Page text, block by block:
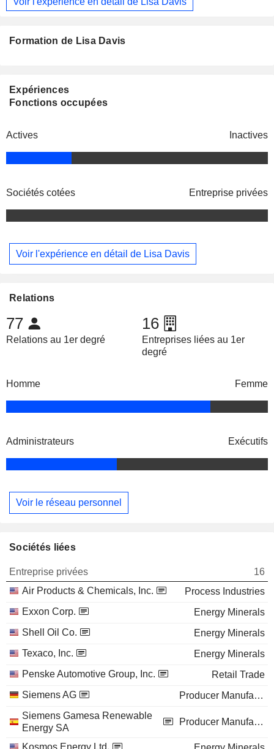
Formation de Lisa Davis
Expériences
Fonctions occupées
Actives Inactives
Sociétés cotées Entreprise privées
Voir l'expérience en détail de Lisa Davis
Relations
77
Relations au 1er degré
16
Entreprises liées au 1er
degré
Homme Femme
Administrateurs Exécutifs
Voir le réseau personnel
Sociétés liées
Entreprise privées
16
Air Products & Chemicals, Inc.
Process Industries
Exxon Corp.
Energy Minerals
Shell Oil Co.
Energy Minerals
Texaco, Inc.
Energy Minerals
Penske Automotive Group, Inc.
Retail Trade
Siemens AG
Producer Manufacturing
Siemens Gamesa Renewable
Energy SA
Producer Manufacturing
Kosmos Energy Ltd.